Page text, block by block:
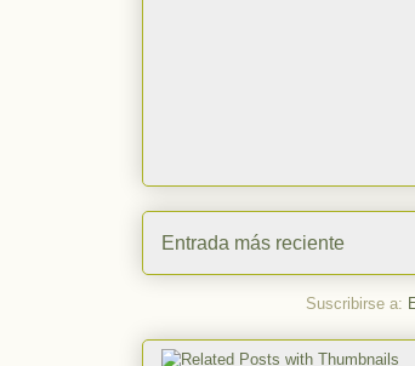
Entrada más reciente
Suscribirse a: